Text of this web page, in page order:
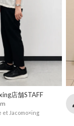
店舗STAFF
et Jacomo×ing